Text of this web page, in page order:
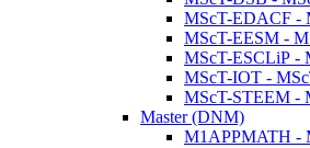
MScT-EDACF -
MScT-EESM -
MScT-ESCLiP -
MScT-IOT -
MScT-STEEM -
Master (DNM)
M1APPMATH -